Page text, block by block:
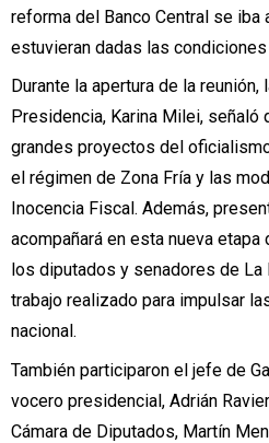
reforma del Banco Central se iba
estuvieran dadas las
Durante la apertura de la
Presidencia, Karina Milei,
grandes proyectos del
el régimen de Zona Fría y las
Inocencia Fiscal. Además,
acompañará en esta nueva
los diputados y senadores de La
trabajo realizado para impulsar
nacional.
También participaron el jefe de
vocero presidencial, Adrián
Cámara de Diputados, Martín